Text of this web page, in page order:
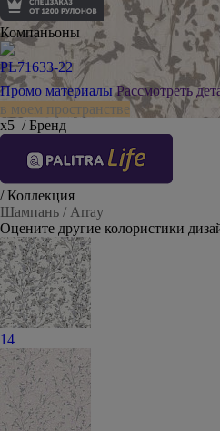
Компаньоны
PL71633-22
Промо материалы Рассмотреть
в моем пространстве
х5 / Бренд
/ Коллекция
Шампань / Array
Оцените другие колористики
14